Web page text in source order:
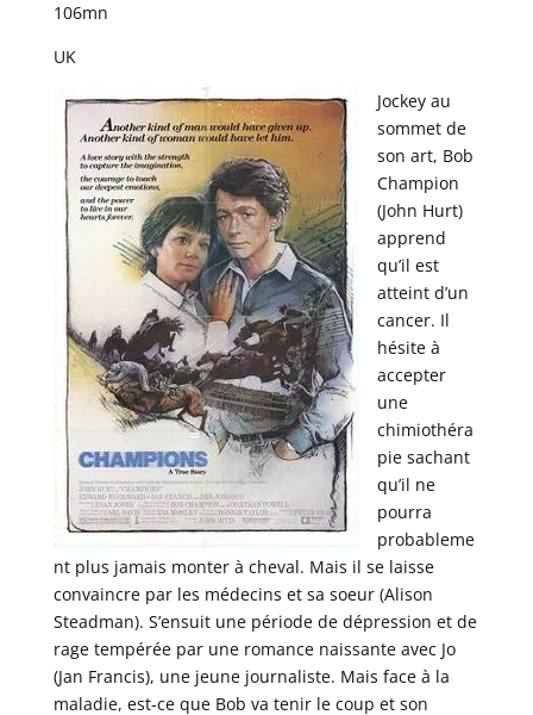
106mn
UK
Jockey au
sommet de
son art, Bob
Champion
(John Hurt)
apprend
qu’il est
atteint d’un
cancer. Il
hésite à
accepter
une
chimiothéra
pie sachant
qu’il ne
pourra
probableme
nt plus jamais monter à cheval. Mais il se laisse
convaincre par les médecins et sa soeur (Alison
Steadman). S’ensuit une période de dépression et de
rage tempérée par une romance naissante avec Jo
(Jan Francis), une jeune journaliste. Mais face à la
maladie, est-ce que Bob va tenir le coup et son